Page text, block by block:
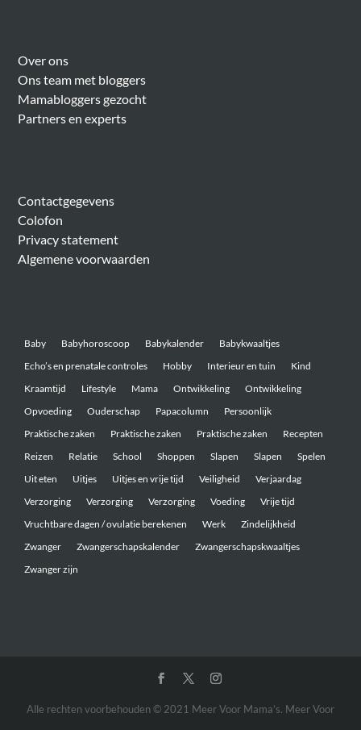
Over ons
Ons team met bloggers
Mamabloggers gezocht
Partners en experts
Contactgegevens
Colofon
Privacy statement
Algemene voorwaarden
Baby Babyhoroscoop Babykalender
Babykwaaltjes
Echo’s en prenatale controles
Hobby Interieur en tuin
Kind
Kraamtijd
Lifestyle Mama Ontwikkeling
Ontwikkeling
Opvoeding
Ouderschap Papacolumn
Persoonlijk
Praktische zaken
Praktische zaken Praktische zaken
Recepten
Reizen
Relatie School Shoppen Slapen Slapen
Spelen
Uit eten
Uitjes Uitjes en vrije tijd Veiligheid
Verjaardag
Verzorging
Verzorging Verzorging Voeding
Vrije tijd
Vruchtbare dagen / ovulatie berekenen
Werk
Zindelijkheid
Zwanger
Zwangerschapskalender
Zwangerschapskwaaltjes
Zwanger zijn
Alle rechten voorbehouden © 2021 Meer Voor Mama’s. Meer Voor